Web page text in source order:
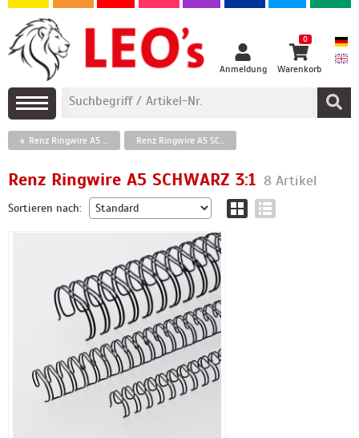
Anmeldung
0
Warenkorb
Renz Ringwire A5 Zuschnitte Renz Ringwire A5 SCHWARZ 3:1
Renz Ringwire A5 SCHWARZ 3:1 8 Artikel
Sortieren nach: